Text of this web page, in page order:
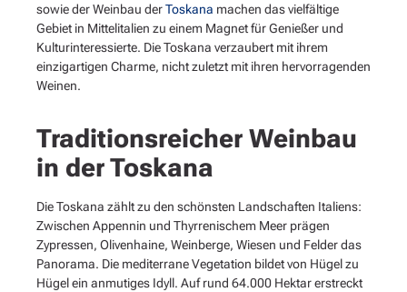
sowie der Weinbau derToskana machen das vielfältige
Gebiet in Mittelitalien zu einem Magnet für Genießer und
Kulturinteressierte. Die Toskana verzaubert mit ihrem
einzigartigen Charme, nicht zuletzt mit ihren hervorragenden
Weinen.
Traditionsreicher Weinbau
in der Toskana
Die Toskana zählt zu den schönsten Landschaften Italiens:
Zwischen Appennin und Thyrrenischem Meer prägen
Zypressen, Olivenhaine, Weinberge, Wiesen und Felder das
Panorama. Die mediterrane Vegetation bildet von Hügel zu
Hügel ein anmutiges Idyll. Auf rund 64.000 Hektar erstreckt